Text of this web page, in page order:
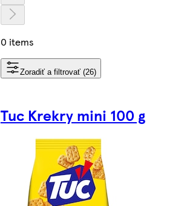
0 items
Zoradiť a filtrovať (26)
Tuc Krekry mini 100 g